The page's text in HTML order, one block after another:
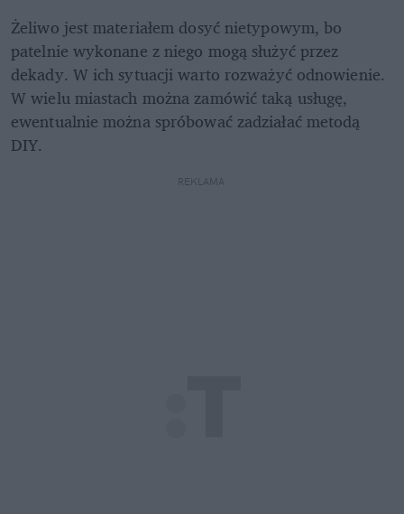
Żeliwo jest materiałem dosyć nietypowym, bo
patelnie wykonane z niego mogą służyć przez
dekady. W ich sytuacji warto rozważyć odnowienie.
W wielu miastach można zamówić taką usługę,
ewentualnie można spróbować zadziałać metodą
DIY.
REKLAMA